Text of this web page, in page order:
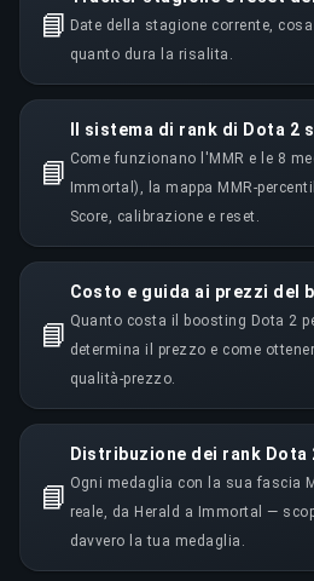
📘 Date della stagione corrente,
quanto dura la risalita.
📘
Il sistema di rank di Dota 2
Come funzionano l'MMR e le 8
Immortal), la mappa MMR-
Score, calibrazione e reset.
📘
Costo e guida ai prezzi del
Quanto costa il boosting Dota 2
determina il prezzo e come
qualità-prezzo.
📘
Distribuzione dei rank Dota
Ogni medaglia con la sua fascia
reale, da Herald a Immortal —
davvero la tua medaglia.